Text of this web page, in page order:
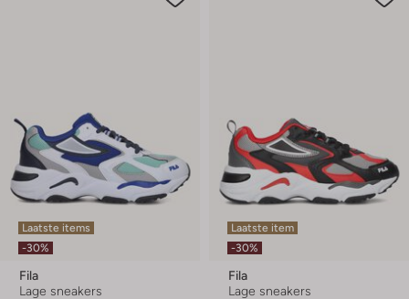
Laatste items
-30%
Fila
Lage sneakers
Laatste item
-30%
Fila
Lage sneakers